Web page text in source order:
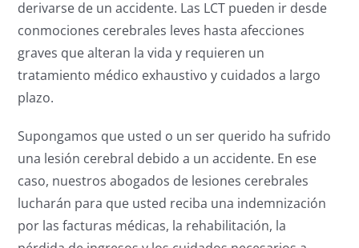
derivarse de un accidente. Las LCT pueden ir desde
conmociones cerebrales leves hasta afecciones
graves que alteran la vida y requieren un
tratamiento médico exhaustivo y cuidados a largo
plazo.
Supongamos que usted o un ser querido ha sufrido
una lesión cerebral debido a un accidente. En ese
caso, nuestros abogados de lesiones cerebrales
lucharán para que usted reciba una indemnización
por las facturas médicas, la rehabilitación, la